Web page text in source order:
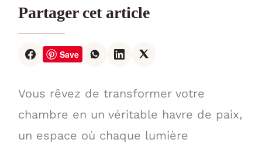
Partager cet article
Save
Vous rêvez de transformer votre
chambre en un véritable havre de paix,
un espace où chaque lumière